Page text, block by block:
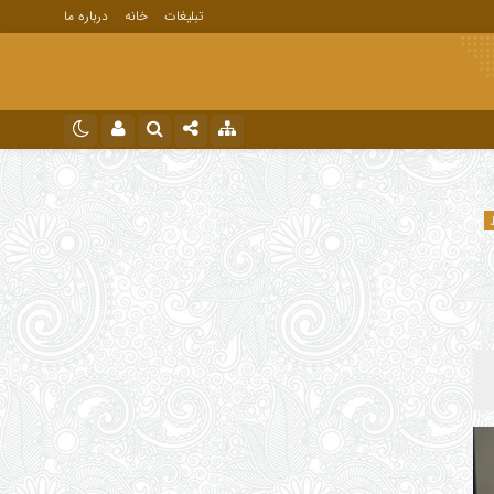
تبلیغات خانه درباره ما
اینستاگرام
تلگرام
نام کاربری یا نشانی ایمیل
مرا به خاطر بسپار